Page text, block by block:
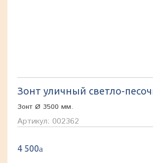
Зонт уличный светло-
Зонт Ø 3500 мм.
Артикул: 002362
4 500a